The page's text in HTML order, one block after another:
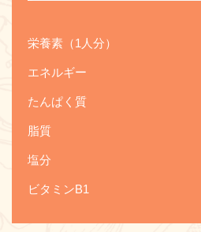
栄養素（1人分）
エネルギー
たんぱく質
脂質
塩分
ビタミンB1